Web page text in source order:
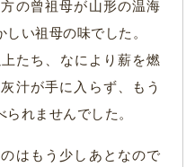
の曾祖母が山形の温海
い祖母の味でした。
たち、なにより薪を燃
汁が手に入らず、もう
れませんでした。
はもう少しあとなので